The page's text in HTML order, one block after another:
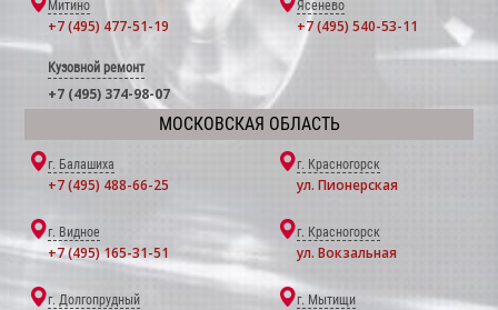
Митино
+7 (495) 477-51-19
Ясенево
+7 (495) 540-53-11
Кузовной ремонт
+7 (495) 374-98-07
МОСКОВСКАЯ ОБЛАСТЬ
г. Балашиха
+7 (495) 488-66-25
г. Красногорск
ул. Пионерская
г. Видное
+7 (495) 165-31-51
г. Красногорск
ул. Вокзальная
г. Долгопрудный г. Мытищи